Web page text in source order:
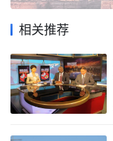
相关推荐